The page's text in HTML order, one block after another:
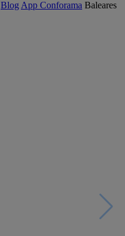
Blog App Conforama Baleares